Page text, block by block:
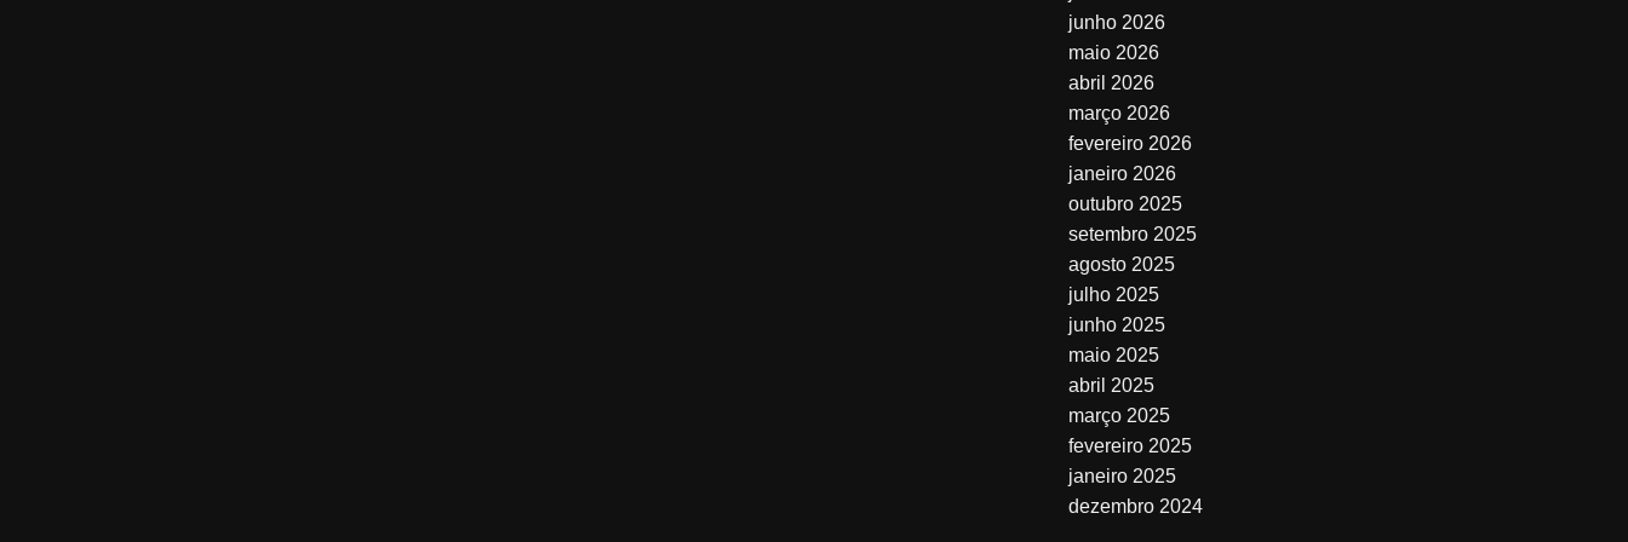
junho 2026
maio 2026
abril 2026
março 2026
fevereiro 2026
janeiro 2026
outubro 2025
setembro 2025
agosto 2025
julho 2025
junho 2025
maio 2025
abril 2025
março 2025
fevereiro 2025
janeiro 2025
dezembro 2024